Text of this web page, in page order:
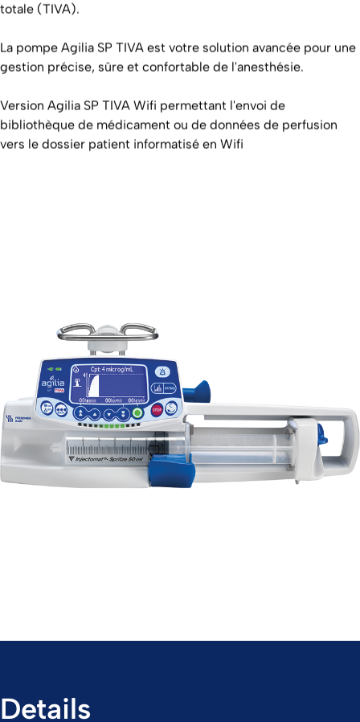
totale (TIVA).
La pompe Agilia SP TIVA est votre solution avancée pour une
gestion précise, sûre et confortable de l'anesthésie.
Version Agilia SP TIVA Wifi permettant l'envoi de
bibliothèque de médicament ou de données de perfusion
vers le dossier patient informatisé en Wifi
Details